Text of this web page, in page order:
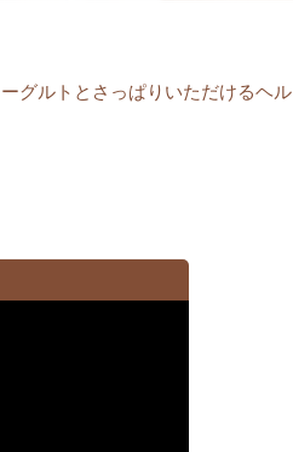
グルトとさっぱりいただけるヘル